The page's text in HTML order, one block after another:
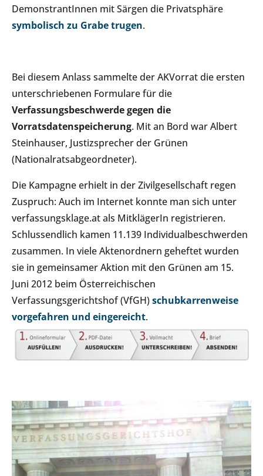
DemonstrantInnen mit Särgen die Privatsphäre
symbolisch zu Grabetrugen.
Bei diesem Anlass sammelte der AKVorrat die ersten
unterschriebenen Formulare für die
Verfassungsbeschwerde gegen die
Vorratsdatenspeicherung. Mit an Bord war Albert
Steinhauser, Justizsprecher der Grünen
(Nationalratsabgeordneter).
Die Kampagne erhielt in der Zivilgesellschaft regen
Zuspruch: Auch im Internet konnte man sich unter
verfassungsklage.at als MitklägerIn registrieren.
Schlussendlich kamen 11.139 Individualbeschwerden
zusammen. In viele Aktenordnern geheftet wurden
sie in gemeinsamer Aktion mit den Grünen am 15.
Juni 2012 beim Österreichischen
Verfassungsgerichtshof (VfGH)schubkarrenweise
vorgefahren und eingereicht.